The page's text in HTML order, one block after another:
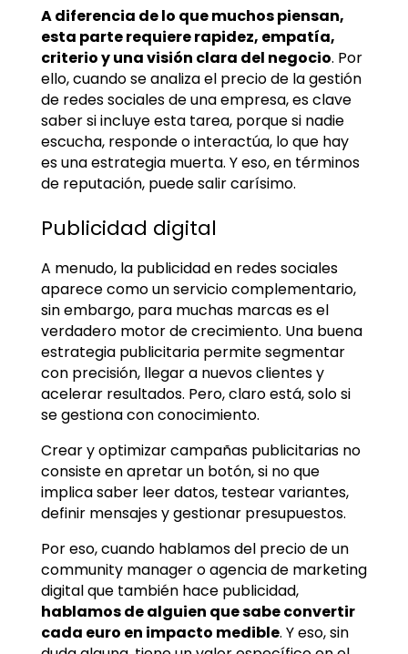
A diferencia de lo que muchos piensan,
esta parte requiere rapidez, empatía,
criterio y una visión clara del negocio. Por
ello, cuando se analiza el precio de la gestión
de redes sociales de una empresa, es clave
saber si incluye esta tarea, porque si nadie
escucha, responde o interactúa, lo que hay
es una estrategia muerta. Y eso, en términos
de reputación, puede salir carísimo.
Publicidad digital
A menudo, la publicidad en redes sociales
aparece como un servicio complementario,
sin embargo, para muchas marcas es el
verdadero motor de crecimiento. Una buena
estrategia publicitaria permite segmentar
con precisión, llegar a nuevos clientes y
acelerar resultados. Pero, claro está, solo si
se gestiona con conocimiento.
Crear y optimizar campañas publicitarias no
consiste en apretar un botón, si no que
implica saber leer datos, testear variantes,
definir mensajes y gestionar presupuestos.
Por eso, cuando hablamos del precio de un
community manager o agencia de marketing
digital que también hace publicidad,
hablamos de alguien que sabe convertir
cada euro en impacto medible. Y eso, sin